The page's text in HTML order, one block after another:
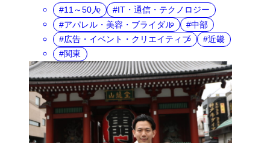
11～50人
IT・通信・テクノロジー
アパレル・美容・ブライダル
中部
広告・イベント・クリエイティブ
近畿
関東